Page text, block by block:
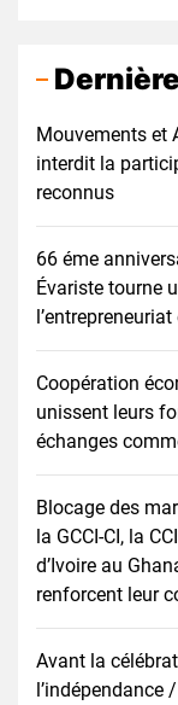
Mouvements et
interdit la
reconnus
66 éme
Évariste tourne
Coopération
unissent leurs
échanges
Blocage des
la GCCI-CI, la
d’Ivoire au
renforcent leur
Avant la
l’indépendance